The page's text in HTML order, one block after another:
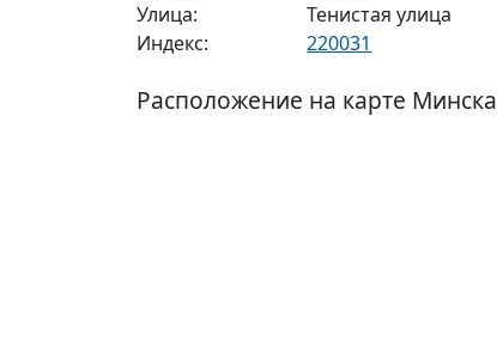
Улица:
Тенистая улица
Индекс:
220031
Расположение на карте Минска